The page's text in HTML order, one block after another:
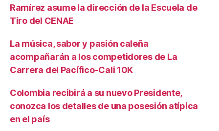
Ramírez asume la dirección de la Escuela de
Tiro del CENAE
La música, sabor y pasión caleña
acompañarán a los competidores de La
Carrera del Pacífico-Cali 10K
Colombia recibirá a su nuevo Presidente,
conozca los detalles de una posesión atípica
en el país